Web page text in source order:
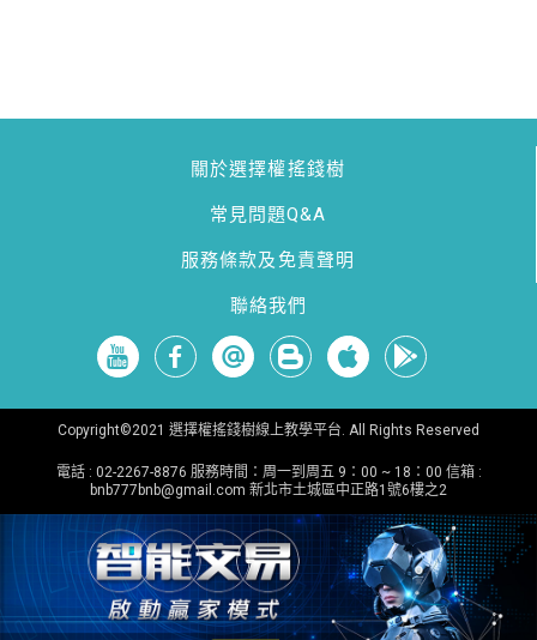
關於選擇權搖錢樹
常見問題Q&A
服務條款及免責聲明
聯絡我們
Copyright©2021 選擇權搖錢樹線上教學平台. All Rights Reserved
電話 : 02-2267-8876 服務時間：周一到周五 9：00 ~ 18：00 信箱 :
bnb777bnb@gmail.com 新北市土城區中正路1號6樓之2